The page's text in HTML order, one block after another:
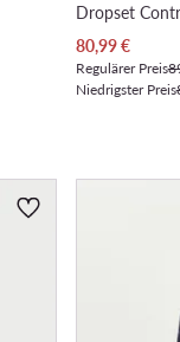
Dropset
Aktueller Preis
80,99€
Regulärer Preis
Niedrigster Preis